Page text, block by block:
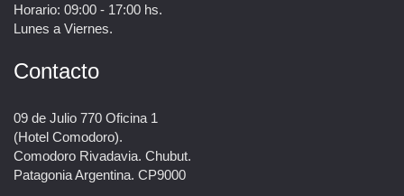
Horario: 09:00 - 17:00 hs.
Lunes a Viernes.
Contacto
09 de Julio 770 Oficina 1
(Hotel Comodoro).
Comodoro Rivadavia. Chubut.
Patagonia Argentina. CP9000